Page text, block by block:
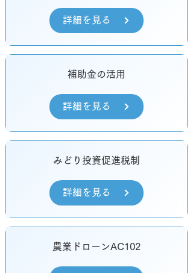
詳細を見る
補助金の活用
詳細を見る
みどり投資促進税制
詳細を見る
農業ドローンAC102